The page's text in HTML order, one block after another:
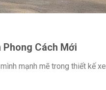
Cách Mới
mạnh mẽ trong thiết kế